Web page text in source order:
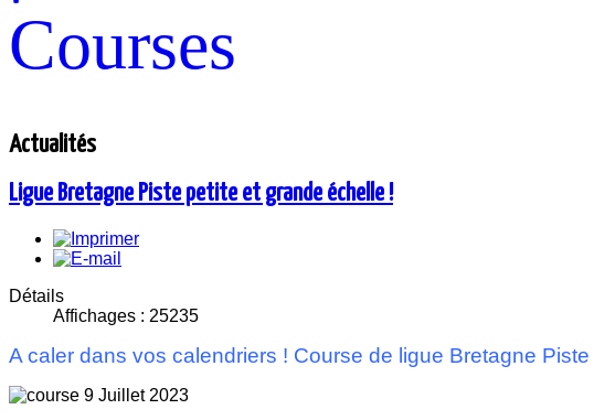
Courses
Actualités
Ligue Bretagne Piste petite et grande échelle !
Détails
Affichages : 25235
A caler dans vos calendriers ! Course de ligue Bretagne